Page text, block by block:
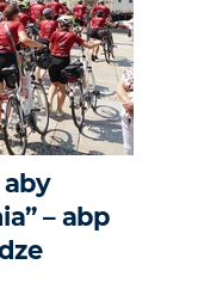
– abp